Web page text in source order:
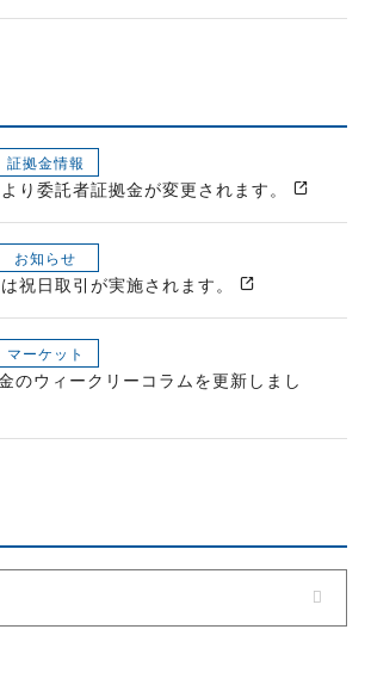
証拠金情報
り委託者証拠金が変更されます。
お知らせ
祝日取引が実施されます。
マーケット
のウィークリーコラムを更新しまし